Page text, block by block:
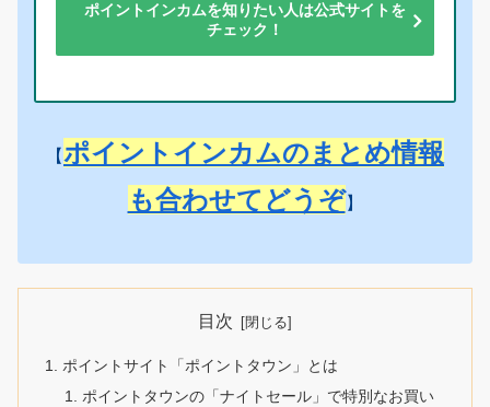
ポイントインカムを知りたい人は公式サイトを
チェック！
【ポイントインカムのまとめ情報
も合わせてどうぞ 】
目次
ポイントサイト「ポイントタウン」とは
ポイントタウンの「ナイトセール」で特別なお買い